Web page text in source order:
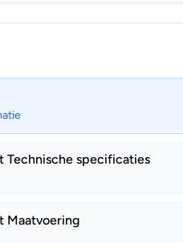
Technische specificaties
Maatvoering